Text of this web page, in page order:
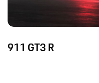
911 GT3 R